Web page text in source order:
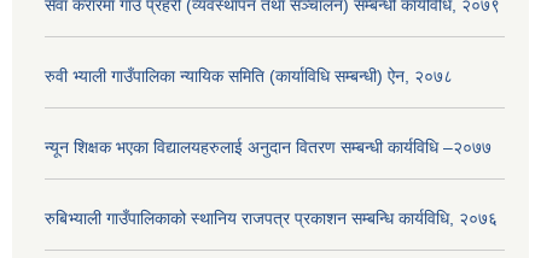
सेवा करारमा गाउँ प्रहरी (व्यवस्थापन तथा सञ्चालन) सम्बन्धी कार्यविधि, २०७९
रुवी भ्याली गाउँपालिका न्यायिक समिति (कार्याविधि सम्बन्धी) ऐन, २०७८
न्यून शिक्षक भएका ‍विद्यालयहरुलाई अनुदान वितरण सम्बन्धी कार्यविधि –२०७७
रुबिभ्याली गाउँपालिकाको स्थानिय राजपत्र प्रकाशन सम्बन्धि कार्यविधि, २०७६